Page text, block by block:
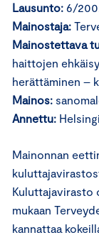
Lausunto: 6/
Mainostaja:
Mainostettava
haittojen
herättäminen –
Mainos:
Annettu:
Mainonnan
Kuluttajavirasto
mukaan
kannattaa